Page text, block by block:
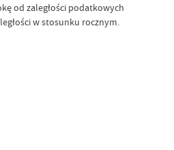
od zaległości podatkowych
w stosunku rocznym.